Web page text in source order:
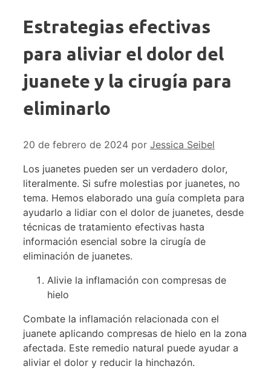
Estrategias efectivas
para aliviar el dolor del
juanete y la cirugía para
eliminarlo
20 de febrero de 2024 por Jessica Seibel
Los juanetes pueden ser un verdadero dolor,
literalmente. Si sufre molestias por juanetes, no
tema. Hemos elaborado una guía completa para
ayudarlo a lidiar con el dolor de juanetes, desde
técnicas de tratamiento efectivas hasta
información esencial sobre la cirugía de
eliminación de juanetes.
Alivie la inflamación con compresas de
hielo
Combate la inflamación relacionada con el
juanete aplicando compresas de hielo en la zona
afectada. Este remedio natural puede ayudar a
aliviar el dolor y reducir la hinchazón.